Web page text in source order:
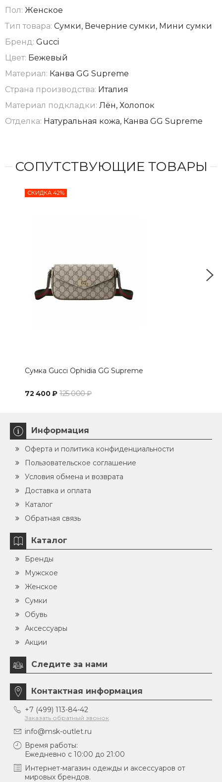
Пол: Женское
Тип товара: Сумки, Вечерние сумки, Мини сумки
Бренд: Gucci
Цвет: Бежевый
Материал: Канва GG Supreme
Страна производства: Италия
Материал подкладки: Лён, Холопок
Отделка: Натуральная кожа, Канва GG Supreme
СОПУТСТВУЮЩИЕ ТОВАРЫ
СКИДКА 42%
Сумка Gucci Ophidia GG Supreme
72 400 ₽ 125 000 ₽
Информация
Оферта и политика конфиденциальности
Пользовательское соглашение
Условия обмена и возврата
Доставка и оплата
Каталог
Обратная связь
Каталог
Бренды
Мужское
Женское
Сумки
Обувь
Аксессуары
Акции
Следите за нами
Контактная информация
+7 (499) 113-84-42
Заказать обратный звонок
info@msk-outlet.ru
Время работы:
Ежедневно с 10:00 до 21:00
Интернет-магазин одежды и аксессуаров от
мировых брендов.